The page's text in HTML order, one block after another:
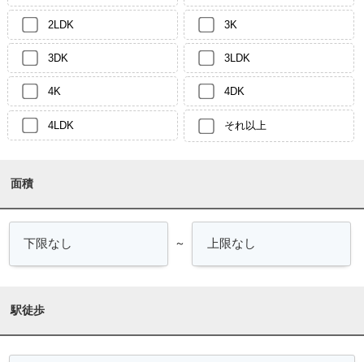
2LDK 3K
3DK 3LDK
4K 4DK
4LDK それ以上
面積
～
駅徒歩